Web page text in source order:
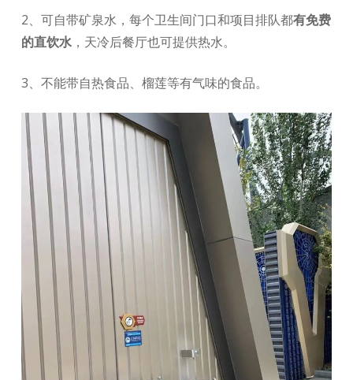
2、可自带矿泉水，每个卫生间门口和项目排队都有免费
的直饮水，天冷后餐厅也可提供热水。
3、不能带自热食品、榴莲等有气味的食品。